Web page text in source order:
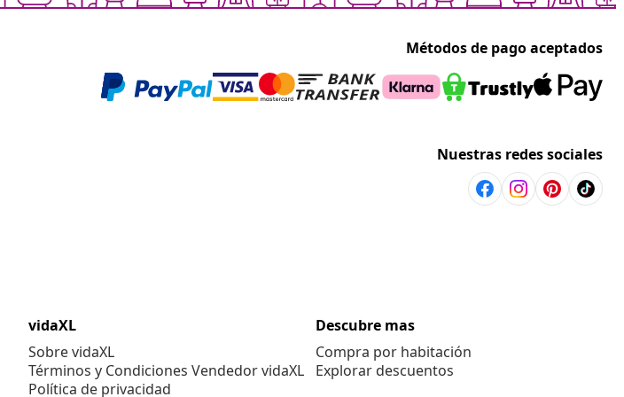
Métodos de pago aceptados
Nuestras redes sociales
vidaXL
Sobre vidaXL
Términos y Condiciones Vendedor vidaXL
Política de privacidad
Descubre mas
Compra por habitación
Explorar descuentos